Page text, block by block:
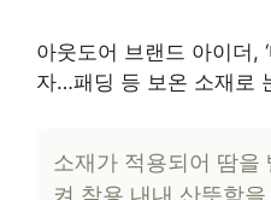
아웃도어 브랜드 아이더,
자…패딩 등 보온 소재로
소재가 적용되어 땀을
켜 착용 내내 산뜻함